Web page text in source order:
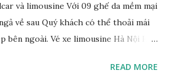
và limousine Với 09 ghế da mềm mại
về sau Quý khách có thể thoải mái
bên ngoài. Vé xe limousine Hà Nội Hà
khỏi lo hết pin ngang trừng Dàn loa
READ MORE